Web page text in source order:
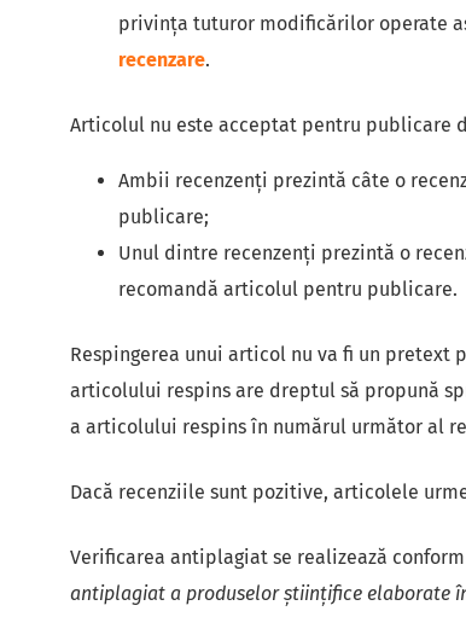
privința tuturor modificărilor operate
recenzare.
Articolul nu este acceptat pentru publicare
Ambii recenzenți prezintă câte o
publicare;
Unul dintre recenzenți prezintă o
recomandă articolul pentru publicare.
Respingerea unui articol nu va fi un pretext
articolului respins are dreptul să propună
a articolului respins în numărul următor al
Dacă recenziile sunt pozitive, articolele
Verificarea antiplagiat se realizează
antiplagiat a produselor științifice elaborate